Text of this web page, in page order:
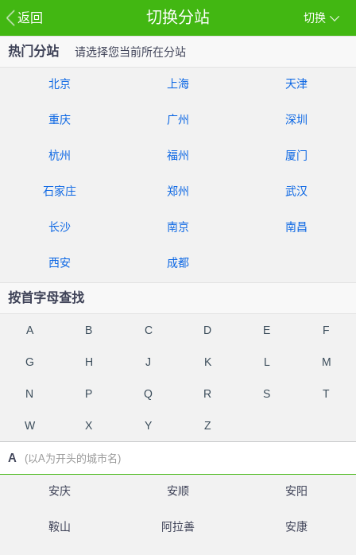
返回 切换
切换分站
热门分站 请选择您当前所在分站
北京 上海 天津
重庆 广州 深圳
杭州 福州 厦门
石家庄 郑州 武汉
长沙 南京 南昌
西安 成都
按首字母查找
A B C D E F
G H J K L M
N P Q R S T
W X Y Z
A (以A为开头的城市名)
安庆 安顺 安阳
鞍山 阿拉善 安康